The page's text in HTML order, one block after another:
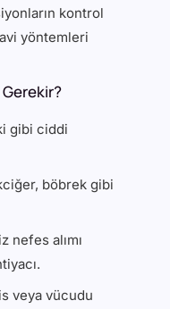
kontrol
yöntemleri
gibi ciddi
böbrek gibi
nefes alımı
veya vücudu